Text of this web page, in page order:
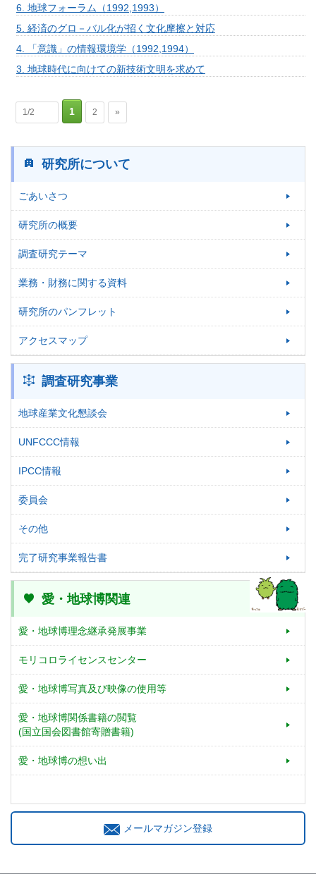
6. 地球フォーラム（1992,1993）
5. 経済のグロ－バル化が招く文化摩擦と対応
4. 「意識」の情報環境学（1992,1994）
3. 地球時代に向けての新技術文明を求めて
1/2 1 2 »
研究所について
ごあいさつ
研究所の概要
調査研究テーマ
業務・財務に関する資料
研究所のパンフレット
アクセスマップ
調査研究事業
地球産業文化懇談会
UNFCCC情報
IPCC情報
委員会
その他
完了研究事業報告書
愛・地球博関連
愛・地球博理念継承発展事業
モリコロライセンスセンター
愛・地球博写真及び映像の使用等
愛・地球博関係書籍の閲覧
(国立国会図書館寄贈書籍)
愛・地球博の想い出
メールマガジン登録